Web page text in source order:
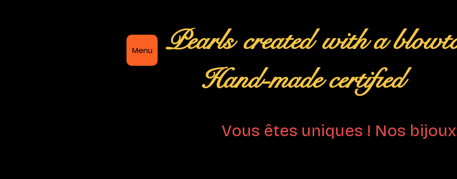
Menu Pearls created with a
Hand-made certified
Vous êtes uniques ! Nos